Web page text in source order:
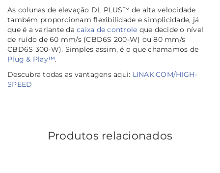
As colunas de elevação DL PLUS™ de alta velocidade
também proporcionam flexibilidade e simplicidade, já
que é a variante da caixa de controle que decide o nível
de ruído de 60 mm/s (CBD6S 200-W) ou 80 mm/s
CBD6S 300-W). Simples assim, é o que chamamos de
Plug & Play™.
Descubra todas as vantagens aqui: LINAK.COM/HIGH-
SPEED
Produtos relacionados